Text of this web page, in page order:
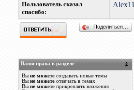
Пользователь сказал
cпасибо:
Alex11
Поделиться…
Ваши права в разделе
Выне можете создавать новые темы
Выне можете отвечать в темах
Выне можете прикреплять вложения